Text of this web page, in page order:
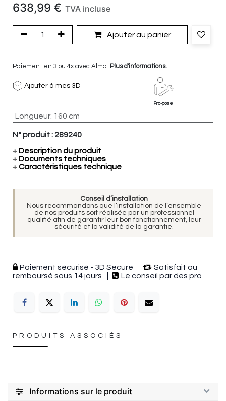
638,99 € TVA incluse
Ajouter au panier
Paiement en 3 ou 4x avec Alma. Plus d'informations.
Ajouter à mes 3D
Pro-pose
Longueur: 160 cm
N° produit : 289240
+ Description du produit
+ Documents techniques
+Caractéristiques technique
Conseil d’installation
Nous recommandons que l’installation de l’ensemble
de nos produits soit réalisée par un professionnel
qualifié afin de garantir leur bon fonctionnement, leur
sécurité et la validité de la garantie.
Paiement sécurisé - 3D Secure
Satisfait ou
remboursé sous 14 jours
Le conseil par des pro
PRODUITS ASSOCIÉS
Informations sur le produit